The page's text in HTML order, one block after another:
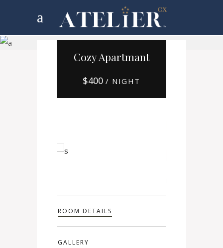
Booking
Cozy Apartmant
$400 / NIGHT
ROOM DETAILS
GALLERY